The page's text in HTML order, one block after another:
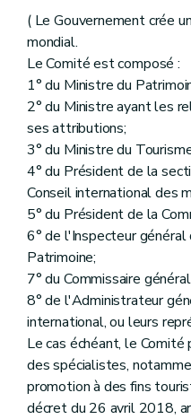
Chapitre VI
(...)
Art. 274 et
Art. 277 et 278
Chapitre VIbis
Art. 279 à
Chapitre VIter
Art. 283/5
Chapitre VII (...)
Section
Sous-
Art. 284
Sous-
Art. 287à
Section 2
Section 3 (...)
Art. 292 à
Art. 296 à
Chapitre VIII
(...)
Art. 307 à
Chapitre IX (...)
Art. 311
Art. 312 à
( Le Gouvernement crée
mondial.
Le Comité est composé :
1° du Ministre du
2° du Ministre ayant les
ses attributions;
3° du Ministre du
4° du Président de la
Conseil international des
5° du Président de la
6° de l'Inspecteur
Patrimoine;
7° du Commissaire
8° de l'Administrateur
international, ou leurs
Le cas échéant, le
des spécialistes,
promotion à des fins
décret du 26 avril 2018,